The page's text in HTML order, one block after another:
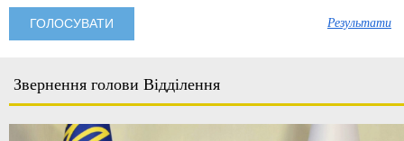
Результати
Звернення голови Відділення